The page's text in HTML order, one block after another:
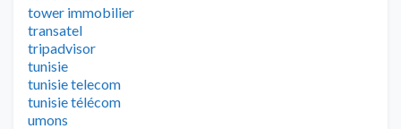
tower immobilier
transatel
tripadvisor
tunisie
tunisie telecom
tunisie télécom
umons